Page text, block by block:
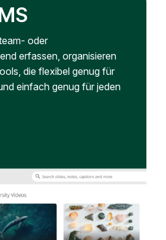
oder
erfassen, organisieren
die flexibel genug für
einfach genug für jeden